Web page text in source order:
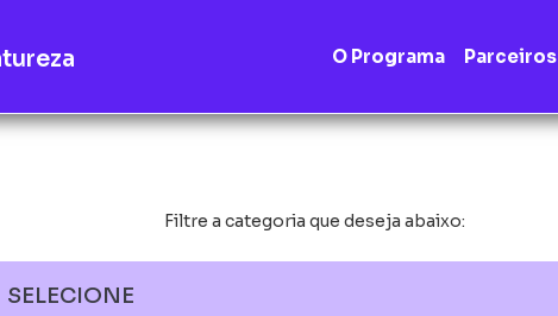
O Programa Parceiros
Filtre a categoria que deseja abaixo:
SELECIONE